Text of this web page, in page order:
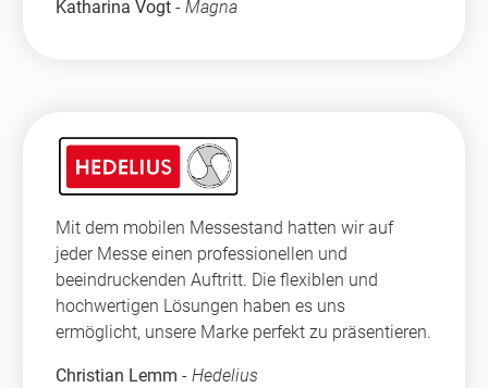
Katharina Vogt - Magna
Mit dem mobilen Messestand hatten wir auf
jeder Messe einen professionellen und
beeindruckenden Auftritt. Die flexiblen und
hochwertigen Lösungen haben es uns
ermöglicht, unsere Marke perfekt zu präsentieren.
Christian Lemm - Hedelius